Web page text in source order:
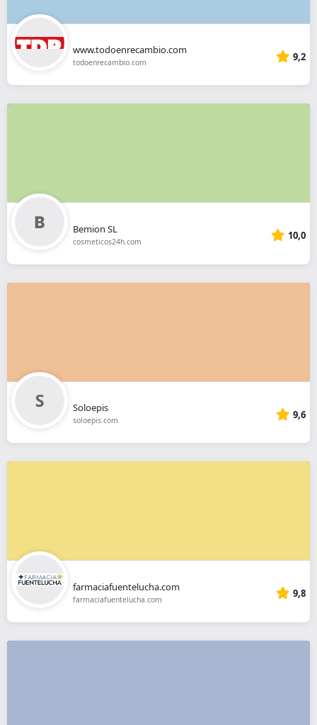
www.todoenrecambio.com
todoenrecambio.com 9,2
Bemion SL
cosmeticos24h.com 10,0
Soloepis
soloepis.com 9,6
farmaciafuentelucha.com
farmaciafuentelucha.com 9,8